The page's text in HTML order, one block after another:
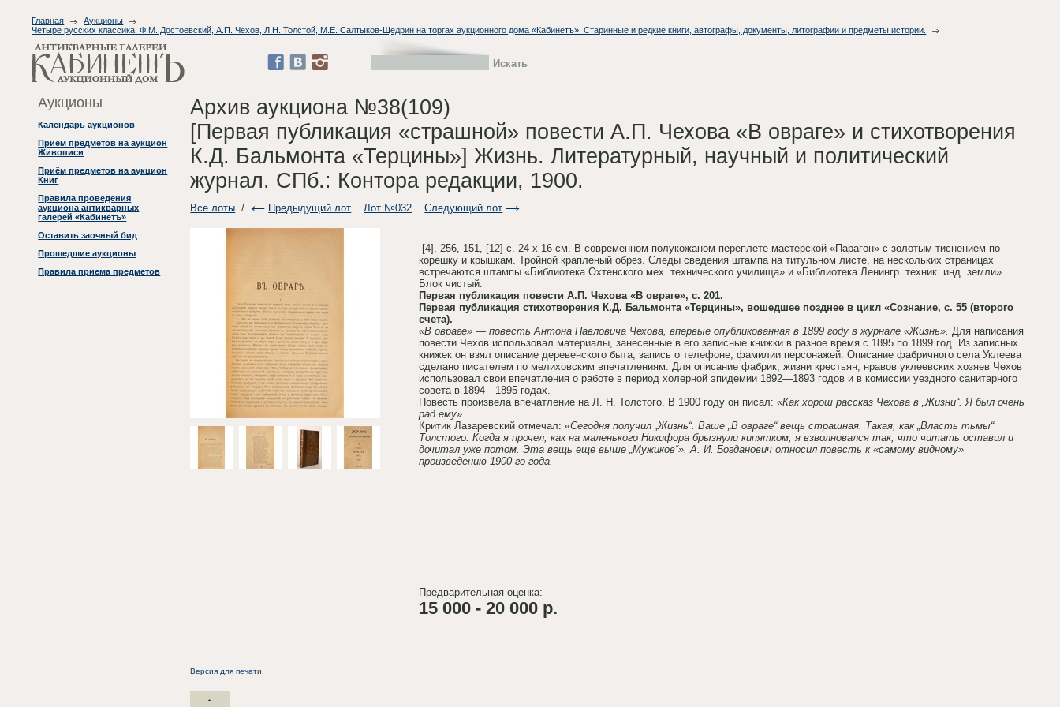
Главная
Аукционы
Четыре русских классика: Ф.М. Достоевский, А.П. Чехов, Л.Н. Толстой, М.Е. Салтыков-Щедрин на торгах аукционного дома «Кабинетъ». Старинные и редкие книги, автографы, документы, литографии и предметы истории.
Аукционы
Календарь аукционов
Приём предметов на аукцион
Живописи
Приём предметов на аукцион
Книг
Правила проведения
аукциона антикварных
галерей «Кабинетъ»
Оставить заочный бид
Прошедшие аукционы
Правила приема предметов
Архив аукциона №38(109)
[Первая публикация «страшной» повести А.П. Чехова «В овраге» и стихотворения
К.Д. Бальмонта «Терцины»] Жизнь. Литературный, научный и политический
журнал. СПб.: Контора редакции, 1900.
Все лоты / Предыдущий лот Лот №032 Следующий лот
[4], 256, 151, [12] с. 24 х 16 см. В современном полукожаном переплете мастерской «Парагон» с золотым тиснением по
корешку и крышкам. Тройной крапленый обрез. Следы сведения штампа на титульном листе, на нескольких страницах
встречаются штампы «Библиотека Охтенского мех. технического училища» и «Библиотека Ленингр. техник. инд. земли».
Блок чистый.
Первая публикация повести А.П. Чехова «В овраге», с. 201.
Первая публикация стихотворения К.Д. Бальмонта «Терцины», вошедшее позднее в цикл «Сознание, с. 55 (второго
счета).
«В овраге» — повесть Антона Павловича Чехова, впервые опубликованная в 1899 году в журнале «Жизнь».Для написания
повести Чехов использовал материалы, занесенные в его записные книжки в разное время с 1895 по 1899 год. Из записных
книжек он взял описание деревенского быта, запись о телефоне, фамилии персонажей. Описание фабричного села Уклеева
сделано писателем по мелиховским впечатлениям. Для описание фабрик, жизни крестьян, нравов уклеевских хозяев Чехов
использовал свои впечатления о работе в период холерной эпидемии 1892—1893 годов и в комиссии уездного санитарного
совета в 1894—1895 годах.
Повесть произвела впечатление на Л. Н. Толстого. В 1900 году он писал:«Как хорош рассказ Чехова в „Жизни“. Я был очень
рад ему».
Критик Лазаревский отмечал: «Сегодня получил „Жизнь“. Ваше „В овраге“ вещь страшная. Такая, как „Власть тьмы“
Толстого. Когда я прочел, как на маленького Никифора брызнули кипятком, я взволновался так, что читать оставил и
дочитал уже потом. Эта вещь еще выше „Мужиков“». А. И. Богданович относил повесть к «самому видному»
произведению 1900-го года.
Предварительная оценка:
15 000 - 20 000 р.
Версия для печати.